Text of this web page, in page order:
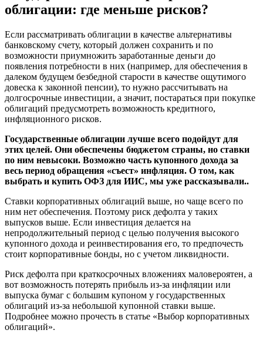
облигации: где меньше рисков?
Если рассматривать облигации в качестве альтернативы
банковскому счету, который должен сохранить и по
возможности приумножить заработанные деньги до
появления потребности в них (например, для обеспечения в
далеком будущем безбедной старости в качестве ощутимого
довеска к законной пенсии), то нужно рассчитывать на
долгосрочные инвестиции, а значит, постараться при покупке
облигаций предусмотреть возможность кредитного,
инфляционного рисков.
Государственные облигации лучше всего подойдут для
этих целей. Они обеспечены бюджетом страны, но ставки
по ним невысоки. Возможно часть купонного дохода за
весь период обращения «съест» инфляция. О том, как
выбрать и купить ОФЗ для ИИС, мы уже рассказывали..
Ставки корпоративных облигаций выше, но чаще всего по
ним нет обеспечения. Поэтому риск дефолта у таких
выпусков выше. Если инвестиция делается на
непродолжительный период с целью получения высокого
купонного дохода и реинвестирования его, то предпочесть
стоит корпоративные бонды, но с учетом ликвидности.
Риск дефолта при краткосрочных вложениях маловероятен, а
вот возможность потерять прибыль из-за инфляции или
выпуска бумаг с большим купоном у государственных
облигаций из-за небольшой купонной ставки выше.
Подробнее можно прочесть в статье «Выбор корпоративных
облигаций».